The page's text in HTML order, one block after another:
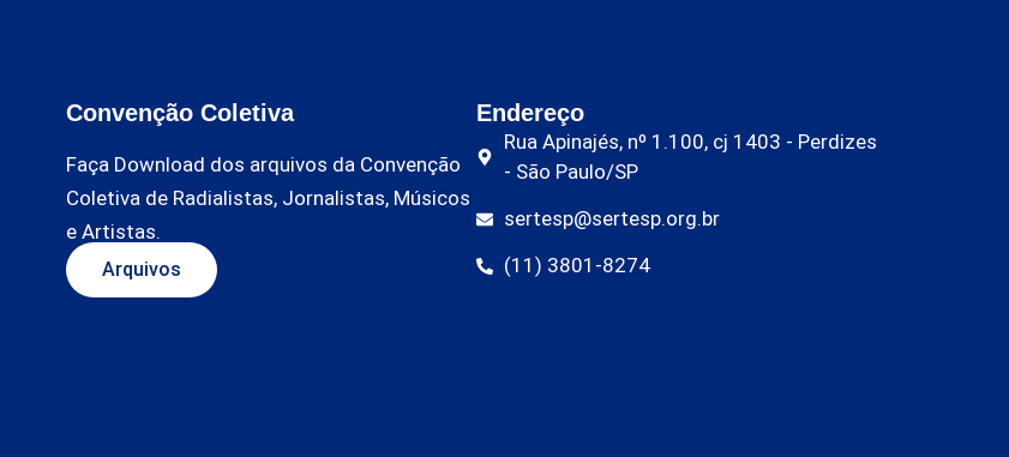
Convenção Coletiva
Faça Download dos arquivos da Convenção
Coletiva de Radialistas, Jornalistas, Músicos
e Artistas.
Arquivos
Endereço
Rua Apinajés, nº 1.100, cj 1403 - Perdizes
- São Paulo/SP
sertesp@sertesp.org.br
(11) 3801-8274